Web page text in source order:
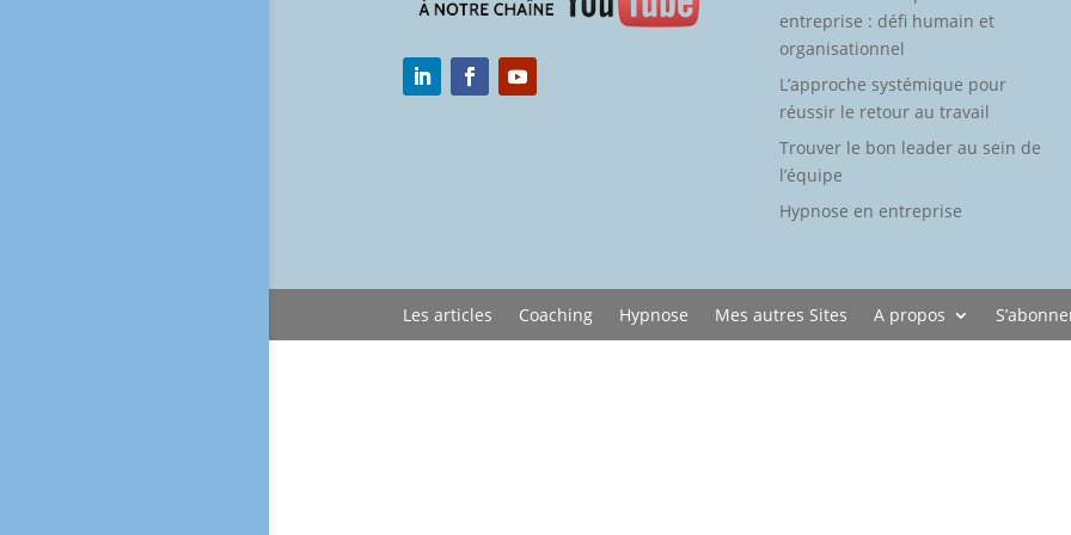
entreprise : défi humain et
organisationnel
L’approche systémique pour
réussir le retour au travail
Trouver le bon leader au sein de
l’équipe
Hypnose en entreprise
Les articles Coaching Hypnose Mes autres Sites A propos